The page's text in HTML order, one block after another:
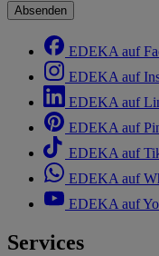
Absenden
EDEKA auf
EDEKA auf
EDEKA auf
EDEKA auf
EDEKA auf
EDEKA auf
EDEKA auf
Services